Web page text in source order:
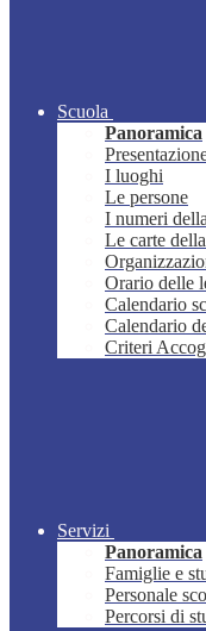
Scuola
Panoramica
I luoghi
Le persone
I numeri
Le carte
Orario delle
Calendario
Calendario
Criteri
Servizi
Panoramica
Famiglie e
Personale
Percorsi di